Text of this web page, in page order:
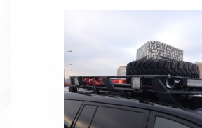
Багажник- платформа алюминиевая